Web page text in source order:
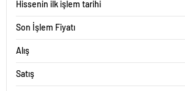
Hissenin ilk işlem tarihi
Son İşlem Fiyatı
Alış
Satış